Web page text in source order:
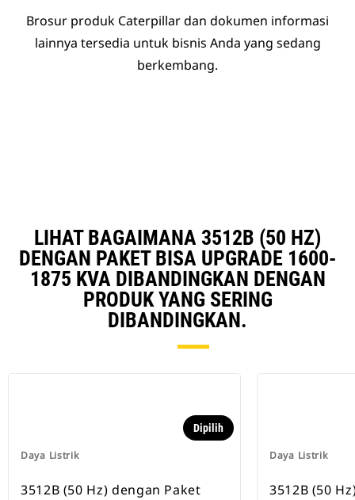
Brosur produk Caterpillar dan dokumen informasi
lainnya tersedia untuk bisnis Anda yang sedang
berkembang.
LIHAT BAGAIMANA 3512B (50 HZ)
DENGAN PAKET BISA UPGRADE 1600-
1875 KVA DIBANDINGKAN DENGAN
PRODUK YANG SERING
DIBANDINGKAN.
Daya Listrik
Dipilih
3512B (50 Hz) dengan Paket
Daya Listrik
3512B (50